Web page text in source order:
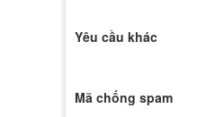
Yêu cầu khác
Mã chống spam